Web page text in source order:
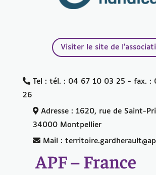
Visiter le site de
Tel : tél. : 04 67 10 03 25 - fax. :
26
Adresse : 1620, rue de Saint-
34000 Montpellier
Mail :
APF – France